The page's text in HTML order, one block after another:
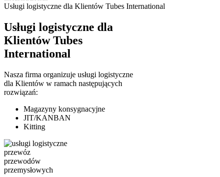
Usługi logistyczne dla Klientów Tubes International
Usługi logistyczne dla
Klientów Tubes
International
Nasza firma organizuje usługi logistyczne
dla Klientów w ramach następujących
rozwiązań:
Magazyny konsygnacyjne
JIT/KANBAN
Kitting